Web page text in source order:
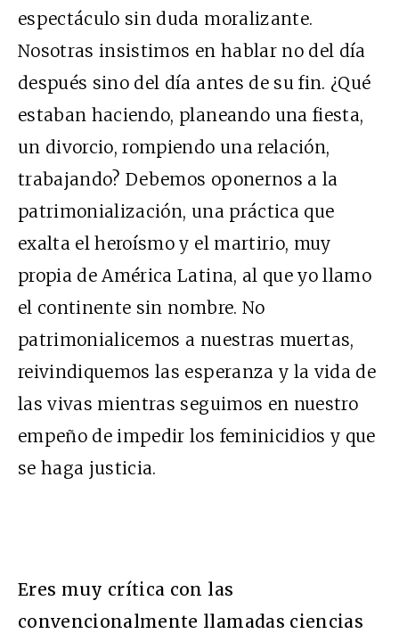
espectáculo sin duda moralizante.
Nosotras insistimos en hablar no del día
después sino del día antes de su fin. ¿Qué
estaban haciendo, planeando una fiesta,
un divorcio, rompiendo una relación,
trabajando? Debemos oponernos a la
patrimonialización, una práctica que
exalta el heroísmo y el martirio, muy
propia de América Latina, al que yo llamo
el continente sin nombre. No
patrimonialicemos a nuestras muertas,
reivindiquemos las esperanza y la vida de
las vivas mientras seguimos en nuestro
empeño de impedir los feminicidios y que
se haga justicia.
Eres muy crítica con las
convencionalmente llamadas ciencias